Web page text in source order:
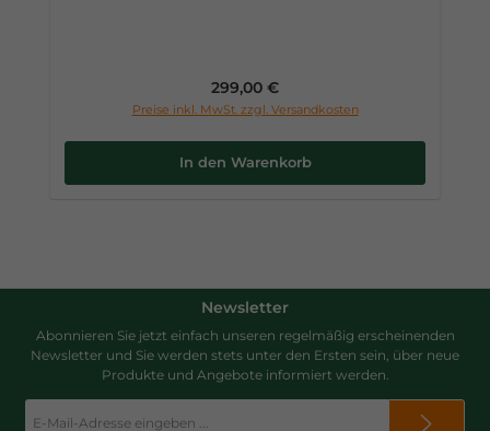
Regulärer Preis:
299,00 €
Preise inkl. MwSt. zzgl. Versandkosten
In den Warenkorb
Newsletter
Abonnieren Sie jetzt einfach unseren regelmäßig erscheinenden
Newsletter und Sie werden stets unter den Ersten sein, über neue
Produkte und Angebote informiert werden.
Mail-